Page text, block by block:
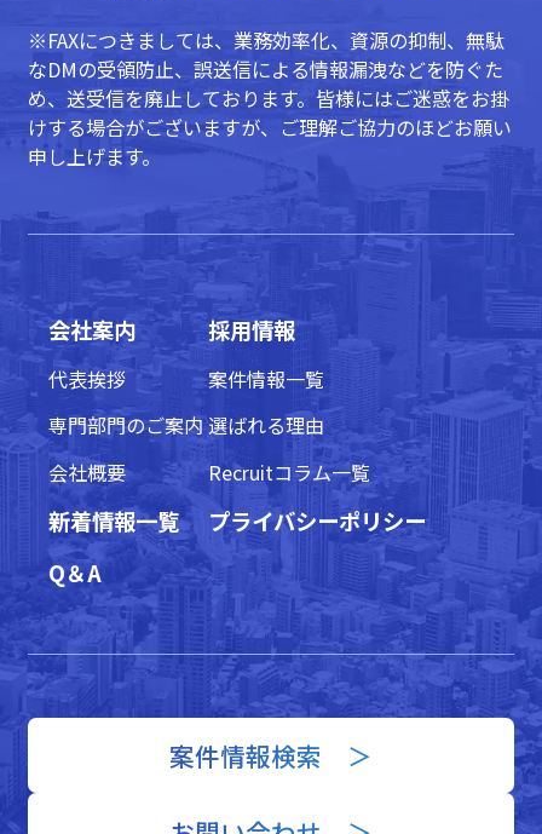
※FAXにつきましては、業務効率化、資源の抑制、無駄
なDMの受領防止、誤送信による情報漏洩などを防ぐた
め、送受信を廃止しております。皆様にはご迷惑をお掛
けする場合がございますが、ご理解ご協力のほどお願い
申し上げます。
会社案内
代表挨拶
専門部門のご案内
会社概要
新着情報一覧
Q＆A
採用情報
案件情報一覧
選ばれる理由
Recruitコラム一覧
プライバシーポリシー
案件情報検索 ＞